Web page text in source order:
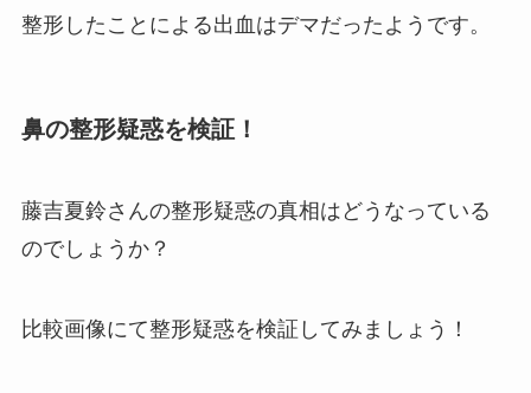
整形したことによる出血はデマだったようです。
鼻の整形疑惑を検証！
藤吉夏鈴さんの整形疑惑の真相はどうなっている
のでしょうか？
比較画像にて整形疑惑を検証してみましょう！